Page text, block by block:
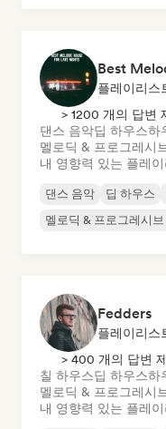
Best
플레이리스
> 1200 개의 답변
댄스 음악딥 하우스하
멜로딕 & 프로그레시
내 영향력 있는 플레
댄스 음악 딥 하우스
멜로딕 & 프로그레시
Fedders
플레이리스
> 400 개의 답변
칠 하우스딥 하우스하
멜로딕 & 프로그레시
내 영향력 있는 플레